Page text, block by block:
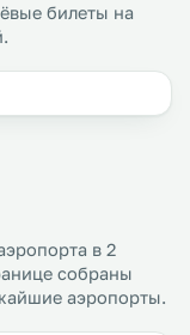
билеты на
в 2
собраны
аэропорты.